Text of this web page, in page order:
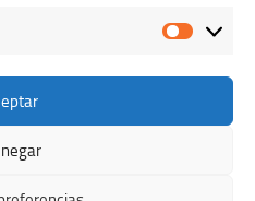
de Cáceres © 2026. Todos los